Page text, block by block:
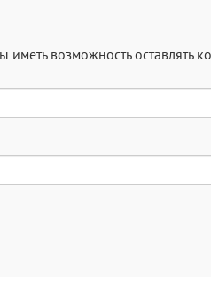
иметь возможность оставлять